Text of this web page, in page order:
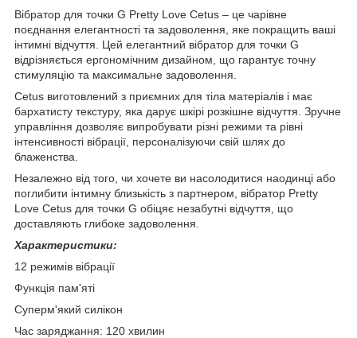
Вібратор для точки G Pretty Love Cetus – це чарівне
поєднання елегантності та задоволення, яке покращить ваші
інтимні відчуття. Цей елегантний вібратор для точки G
відрізняється ергономічним дизайном, що гарантує точну
стимуляцію та максимальне задоволення.
Cetus виготовлений з приємних для тіла матеріалів і має
бархатисту текстуру, яка дарує шкірі розкішне відчуття. Зручне
управління дозволяє випробувати різні режими та рівні
інтенсивності вібрації, персоналізуючи свій шлях до
блаженства.
Незалежно від того, чи хочете ви насолодитися наодинці або
поглибити інтимну близькість з партнером, вібратор Pretty
Love Cetus для точки G обіцяє незабутні відчуття, що
доставляють глибоке задоволення.
Характеристики:
12 режимів вібрації
Функція пам'яті
Суперм'який силікон
Час заряджання: 120 хвилин